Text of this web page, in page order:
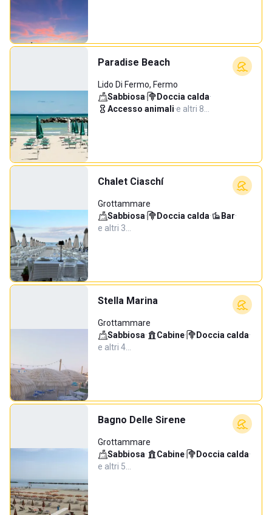
Paradise Beach
Lido Di Fermo, Fermo
Sabbiosa· Doccia calda·
Accesso animali·e altri 8…
Chalet Ciaschí
Grottammare
Sabbiosa· Doccia calda· Bar·
e altri 3…
Stella Marina
Grottammare
Sabbiosa· Cabine· Doccia calda·
e altri 4…
Bagno Delle Sirene
Grottammare
Sabbiosa· Cabine· Doccia calda·
e altri 5…